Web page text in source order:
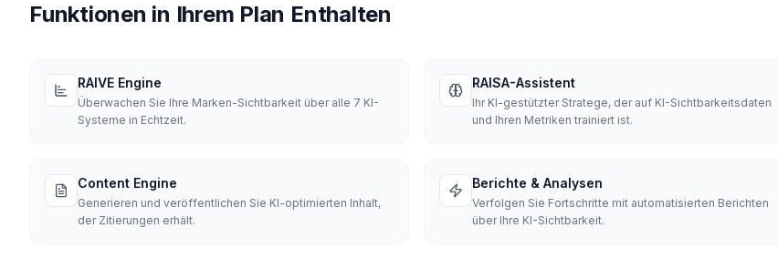
Funktionen in Ihrem Plan Enthalten
RAIVE Engine
Überwachen Sie Ihre Marken-Sichtbarkeit über alle 7 KI-
Systeme in Echtzeit.
RAISA-Assistent
Ihr KI-gestützter Stratege, der auf KI-Sichtbarkeitsdaten
und Ihren Metriken trainiert ist.
Content Engine
Generieren und veröffentlichen Sie KI-optimierten Inhalt,
der Zitierungen erhält.
Berichte & Analysen
Verfolgen Sie Fortschritte mit automatisierten Berichten
über Ihre KI-Sichtbarkeit.